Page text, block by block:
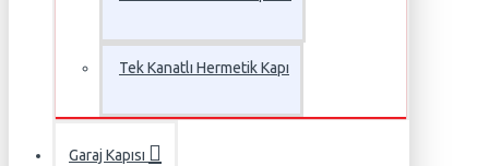
Tek Kanatlı Hermetik Kapı
Garaj Kapısı